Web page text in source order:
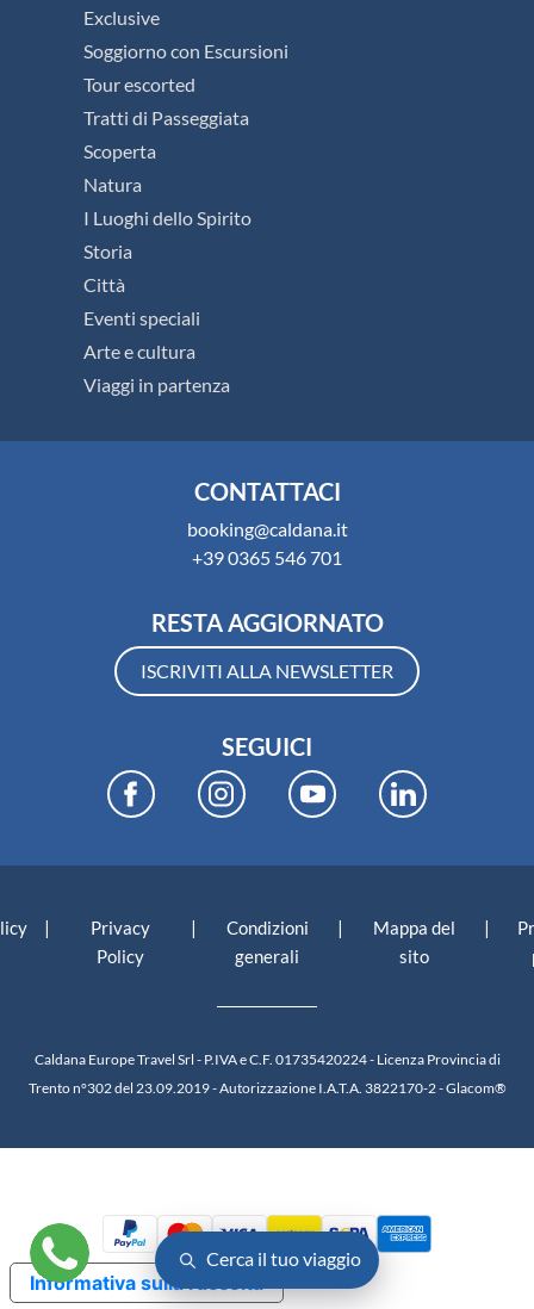
Cerca il tuo viaggio
Exclusive
Soggiorno con Escursioni
Tour escorted
Tratti di Passeggiata
Scoperta
Natura
I Luoghi dello Spirito
Storia
Città
Eventi speciali
Arte e cultura
Viaggi in partenza
CONTATTACI
booking@caldana.it
+39 0365 546 701
RESTA AGGIORNATO
ISCRIVITI ALLA NEWSLETTER
SEGUICI
|
Privacy
Policy
|
Condizioni
generali
|
Mappa del
sito
|
Caldana Europe Travel Srl - P.IVA e C.F. 01735420224 - Licenza Provincia di
Trento n°302 del 23.09.2019 - Autorizzazione I.A.T.A. 3822170-2 -Glacom®
Informativa sulla raccolta